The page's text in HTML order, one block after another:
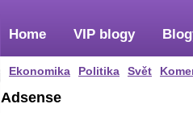
Home
Ekonomika Politika Svět
VIP blogy
Adsense